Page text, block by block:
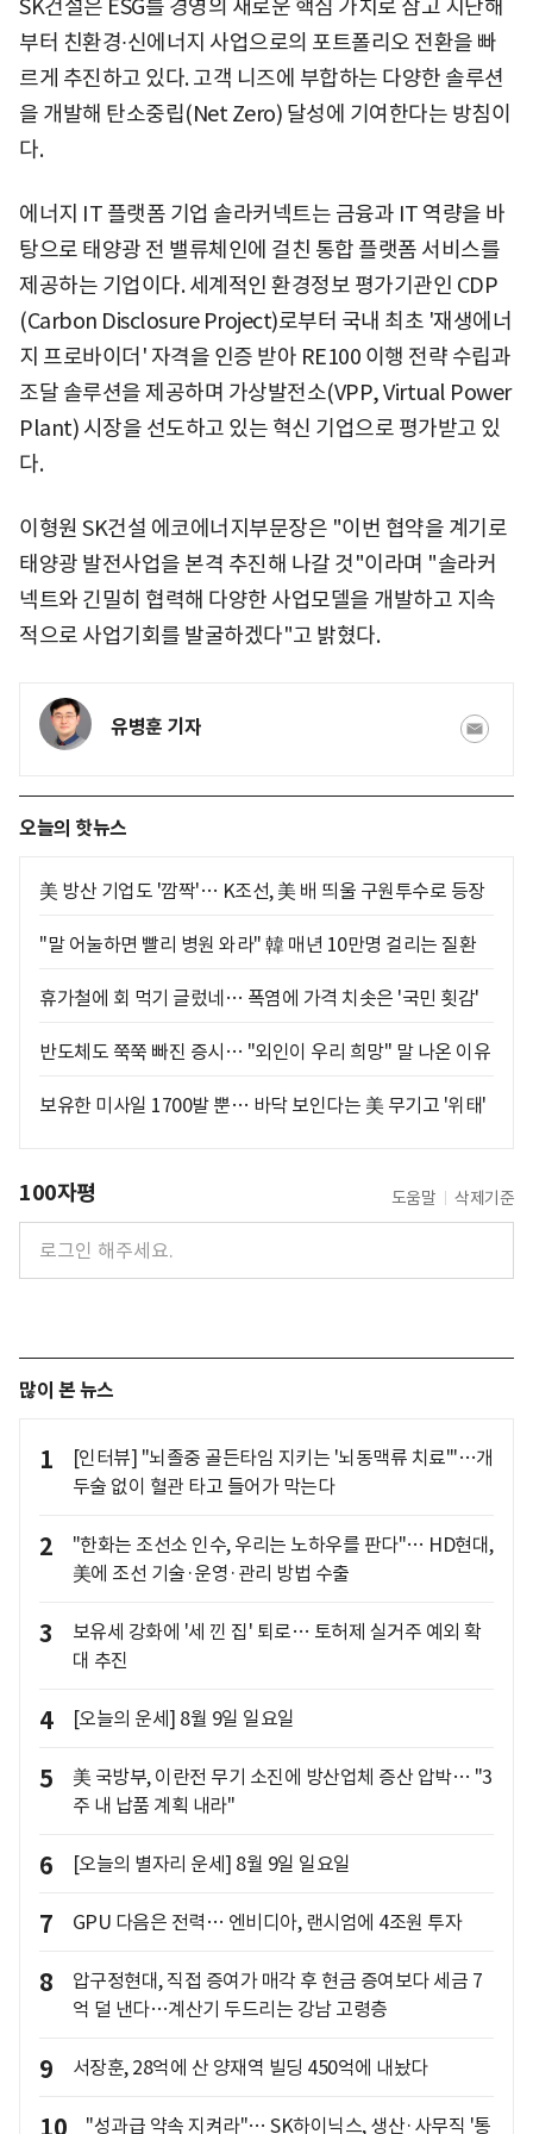
SK건설은 ESG를 경영의 새로운 핵심 가치로 삼고 지난해
부터 친환경∙신에너지 사업으로의 포트폴리오 전환을 빠
르게 추진하고 있다. 고객 니즈에 부합하는 다양한 솔루션
을 개발해 탄소중립(Net Zero) 달성에 기여한다는 방침이
다.
에너지 IT 플랫폼 기업 솔라커넥트는 금융과 IT 역량을 바
탕으로 태양광 전 밸류체인에 걸친 통합 플랫폼 서비스를
제공하는 기업이다. 세계적인 환경정보 평가기관인 CDP
(Carbon Disclosure Project)로부터 국내 최초 '재생에너
지 프로바이더' 자격을 인증 받아 RE100 이행 전략 수립과
조달 솔루션을 제공하며 가상발전소(VPP, Virtual Power
Plant) 시장을 선도하고 있는 혁신 기업으로 평가받고 있
다.
이형원 SK건설 에코에너지부문장은 "이번 협약을 계기로
태양광 발전사업을 본격 추진해 나갈 것"이라며 "솔라커
넥트와 긴밀히 협력해 다양한 사업모델을 개발하고 지속
적으로 사업기회를 발굴하겠다"고 밝혔다.
유병훈 기자
오늘의 핫뉴스
美 방산 기업도 '깜짝'… K조선, 美 배 띄울 구원투수로 등장
"말 어눌하면 빨리 병원 와라" 韓 매년 10만명 걸리는 질환
휴가철에 회 먹기 글렀네… 폭염에 가격 치솟은 '국민 횟감'
반도체도 쭉쭉 빠진 증시… "외인이 우리 희망" 말 나온 이유
보유한 미사일 1700발 뿐… 바닥 보인다는 美 무기고 '위태'
100자평 도움말 삭제기준
많이 본 뉴스
1
[인터뷰] "뇌졸중 골든타임 지키는 '뇌동맥류 치료'"…개
두술 없이 혈관 타고 들어가 막는다
2
"한화는 조선소 인수, 우리는 노하우를 판다"… HD현대,
美에 조선 기술·운영·관리 방법 수출
3
보유세 강화에 '세 낀 집' 퇴로… 토허제 실거주 예외 확
대 추진
4 [오늘의 운세] 8월 9일 일요일
5
美 국방부, 이란전 무기 소진에 방산업체 증산 압박… "3
주 내 납품 계획 내라"
6 [오늘의 별자리 운세] 8월 9일 일요일
7 GPU 다음은 전력… 엔비디아, 랜시엄에 4조원 투자
8
압구정현대, 직접 증여가 매각 후 현금 증여보다 세금 7
억 덜 낸다…계산기 두드리는 강남 고령층
9 서장훈, 28억에 산 양재역 빌딩 450억에 내놨다
10
"성과급 약속 지켜라"… SK하이닉스, 생산·사무직 '통